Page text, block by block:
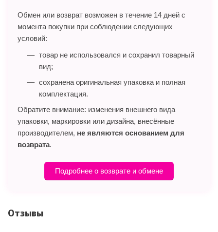
Обмен или возврат возможен в течение 14 дней с
момента покупки при соблюдении следующих
условий:
товар не использовался и сохранил товарный
вид;
сохранена оригинальная упаковка и полная
комплектация.
Обратите внимание: изменения внешнего вида
упаковки, маркировки или дизайна, внесённые
производителем, не являются основанием для
возврата.
Подробнее о возврате и обмене
Отзывы